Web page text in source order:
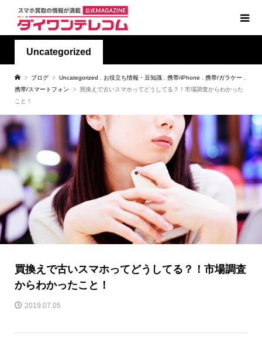
Uncategorized
ブログ Uncategorized お役立ち情報・豆知識 携帯/iPhone 携帯/ガラケー
携帯/スマートフォン
買換えで古いスマホってどうしてる？！市場調査からわかった
こと！
買換えで古いスマホってどうしてる？！市場調査
からわかったこと！
2019.07.05